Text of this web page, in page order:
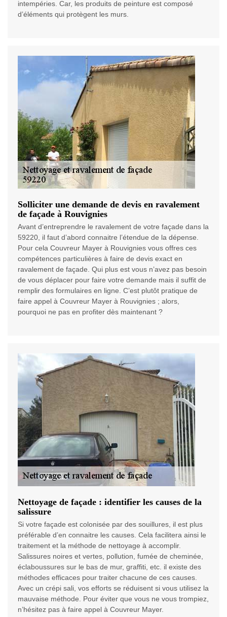
intempéries. Car, les produits de peinture est composé
d’éléments qui protègent les murs.
Solliciter une demande de devis en ravalement
de façade à Rouvignies
Avant d’entreprendre le ravalement de votre façade dans la
59220, il faut d’abord connaitre l’étendue de la dépense.
Pour cela Couvreur Mayer à Rouvignies vous offres ces
compétences particulières à faire de devis exact en
ravalement de façade. Qui plus est vous n’avez pas besoin
de vous déplacer pour faire votre demande mais il suffit de
remplir des formulaires en ligne. C’est plutôt pratique de
faire appel à Couvreur Mayer à Rouvignies ; alors,
pourquoi ne pas en profiter dès maintenant ?
Nettoyage de façade : identifier les causes de la
salissure
Si votre façade est colonisée par des souillures, il est plus
préférable d’en connaitre les causes. Cela facilitera ainsi le
traitement et la méthode de nettoyage à accomplir.
Salissures noires et vertes, pollution, fumée de cheminée,
éclaboussures sur le bas de mur, graffiti, etc. il existe des
méthodes efficaces pour traiter chacune de ces causes.
Avec un crépi sali, vos efforts se réduisent si vous utilisez la
mauvaise méthode. Pour éviter que vous ne vous trompiez,
n’hésitez pas à faire appel à Couvreur Mayer.